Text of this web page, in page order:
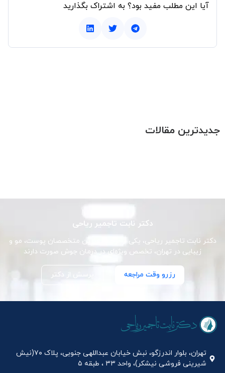
آیا این مطلب مفید بود؟ به اشتراک بگذارید
جدیدترین مقالات
دکتر نابت تاجمیر ریاحی
دکتر نابت تاجمیر ریاحی، یکی از برجسته‌ترین متخصصان پوست، مو و
زیبایی در تهران، تخصص ویژه‌ای در درمان جوش صورت دارند
رزرو وقت مراجعه پرسش از دکتر
تهران، بلوار اندرزگو، نبش خیابان عبداللهی جنوبی، پلاک ۷۰(نیش
شیرینی فروشی نیشکر)، واحد ۳۳ ، طبقه ۵